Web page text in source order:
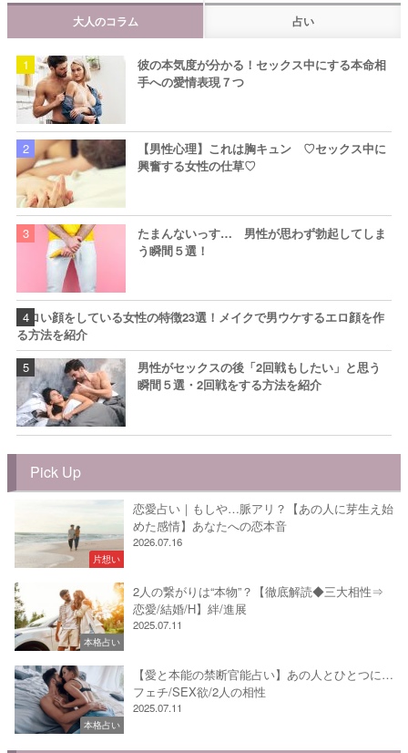
大人のコラム 占い
彼の本気度が分かる！セックス中にする本命相
手への愛情表現７つ
【男性心理】これは胸キュン ♡セックス中に
興奮する女性の仕草♡
たまんないっす… 男性が思わず勃起してしま
う瞬間５選！
エロい顔をしている女性の特徴23選！メイクで男ウケするエロ顔を作
る方法を紹介
男性がセックスの後「2回戦もしたい」と思う
瞬間５選・2回戦をする方法を紹介
Pick Up
片想い
恋愛占い｜もしや…脈アリ？【あの人に芽生え始
めた感情】あなたへの恋本音
2026.07.16
本格占い
2人の繋がりは“本物”？【徹底解読◆三大相性⇒
恋愛/結婚/H】絆/進展
2025.07.11
本格占い
【愛と本能の禁断官能占い】あの人とひとつに…
フェチ/SEX欲/2人の相性
2025.07.11